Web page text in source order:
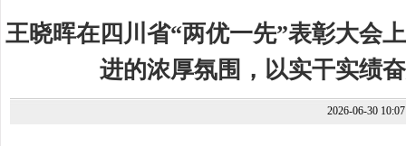
王晓晖在四川省“两优一先”表彰大会
进的浓厚氛围，以实干实绩
2026-06-30